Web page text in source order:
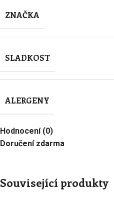
ZNAČKA
SLADKOST
ALERGENY
Hodnocení (0)
Doručení zdarma
Související produkty